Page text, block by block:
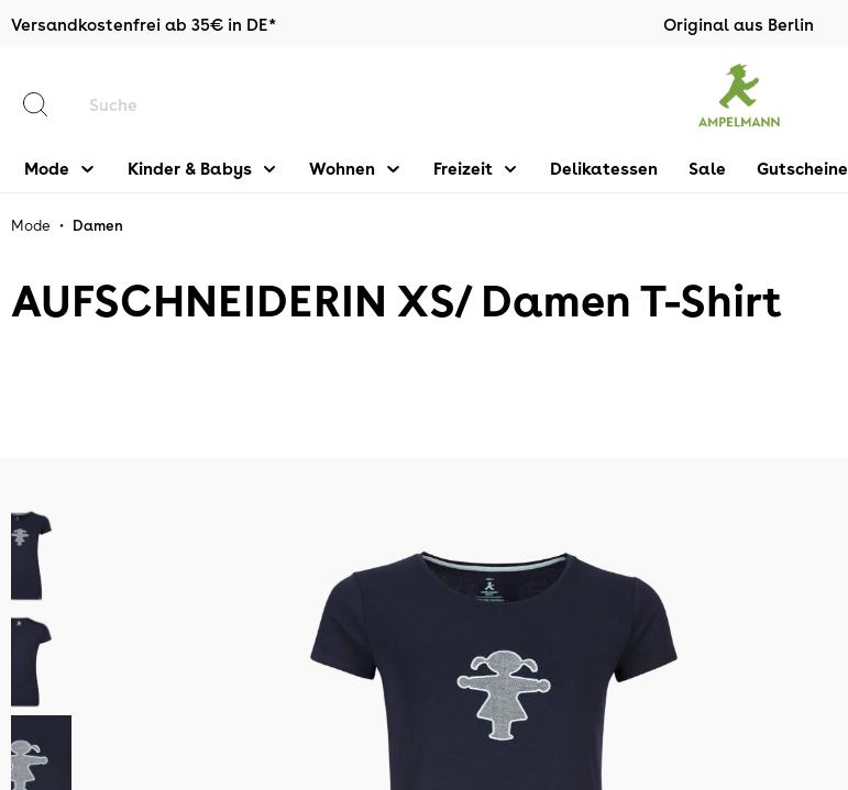
springen
Versandkostenfrei ab 35€ in DE* Original aus Berlin
Mode Kinder & Babys Wohnen Freizeit Delikatessen Sale Gutscheine
Mode • Damen
AUFSCHNEIDERIN XS/ Damen T-Shirt